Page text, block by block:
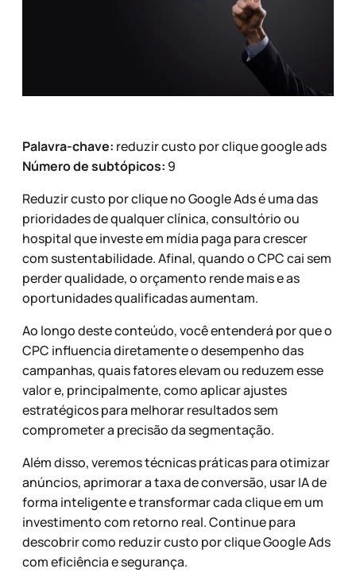
Palavra-chave: reduzir custo por clique google ads
Número de subtópicos: 9
Reduzir custo por clique no Google Ads é uma das
prioridades de qualquer clínica, consultório ou
hospital que investe em mídia paga para crescer
com sustentabilidade. Afinal, quando o CPC cai sem
perder qualidade, o orçamento rende mais e as
oportunidades qualificadas aumentam.
Ao longo deste conteúdo, você entenderá por que o
CPC influencia diretamente o desempenho das
campanhas, quais fatores elevam ou reduzem esse
valor e, principalmente, como aplicar ajustes
estratégicos para melhorar resultados sem
comprometer a precisão da segmentação.
Além disso, veremos técnicas práticas para otimizar
anúncios, aprimorar a taxa de conversão, usar IA de
forma inteligente e transformar cada clique em um
investimento com retorno real. Continue para
descobrir como reduzir custo por clique Google Ads
com eficiência e segurança.